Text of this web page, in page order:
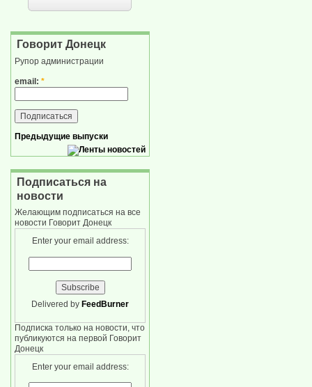
Говорит Донецк
Рупор администрации
email: *
Предыдущие выпуски
Подписаться на
новости
Желающим подписаться на все
новости Говорит Донецк
Enter your email address:
Delivered by FeedBurner
Подписка только на новости, что
публикуются на первой Говорит
Донецк
Enter your email address: